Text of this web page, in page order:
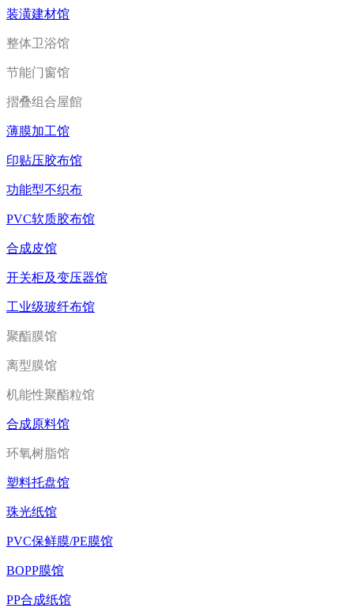
装潢建材馆
整体卫浴馆
节能门窗馆
摺叠组合屋館
薄膜加工馆
印贴压胶布馆
功能型不织布
PVC软质胶布馆
合成皮馆
开关柜及变压器馆
工业级玻纤布馆
聚酯膜馆
离型膜馆
机能性聚酯粒馆
合成原料馆
环氧树脂馆
塑料托盘馆
珠光纸馆
PVC保鲜膜/PE膜馆
BOPP膜馆
PP合成纸馆